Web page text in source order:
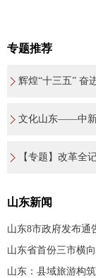
专题推荐
辉煌“十三五” 奋
文化山东——中新
【专题】改革全
山东新闻
山东8市政府发布通
山东省首份三市横
山东：县域旅游构